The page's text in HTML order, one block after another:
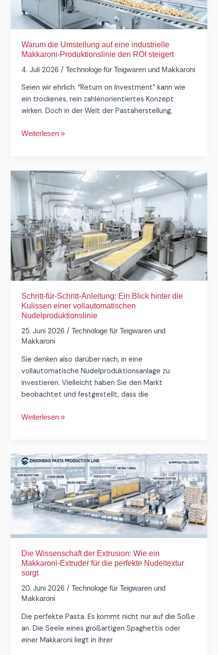
Warum die Umstellung auf eine industrielle
Makkaroni-Produktionslinie den ROI steigert
4. Juli 2026/Technologe für Teigwaren und Makkaroni
Seien wir ehrlich: “Return on Investment” kann wie
ein trockenes, rein zahlenorientiertes Konzept
wirken. Doch in der Welt der Pastaherstellung,
Produktionslinie
den
ROI
steigert
Weiterlesen »
Schritt-für-Schritt-Anleitung: Ein Blick hinter die
Kulissen einer vollautomatischen
Nudelproduktionslinie
25. Juni 2026/Technologe für Teigwaren und
Makkaroni
Sie denken also darüber nach, in eine
vollautomatische Nudelproduktionsanlage zu
investieren. Vielleicht haben Sie den Markt
beobachtet und festgestellt, dass die
Schritt-
für-
Schritt-
Anleitung:
Ein
Blick
hinter
die
Kulissen
einer
vollautomatischen
Nudelproduktionslinie
Weiterlesen »
Die Wissenschaft der Extrusion: Wie ein
Makkaroni-Extruder für die perfekte Nudeltextur
sorgt
20. Juni 2026/Technologe für Teigwaren und
Makkaroni
Die perfekte Pasta. Es kommt nicht nur auf die Soße
an. Die Seele eines großartigen Spaghettis oder
einer Makkaroni liegt in ihrer
Die
Wissenschaft
der
Extrusion:
Wie
ein
Makkaroni-
für
die
perfekte
Nudeltextur
sorgt